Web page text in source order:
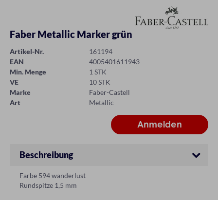
Faber Metallic Marker grün
Artikel-Nr.
161194
EAN
4005401611943
Min. Menge
1 STK
VE
10 STK
Marke
Faber-Castell
Art
Metallic
Beschreibung
Farbe 594 wanderlust
Rundspitze 1,5 mm